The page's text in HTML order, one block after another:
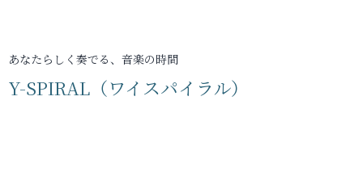
あなたらしく奏でる、音楽の時間
Y-SPIRAL（ワイスパイラル）